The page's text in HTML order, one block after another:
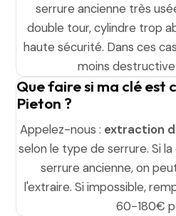
serrure ancienne très
double tour, cylindre trop
haute sécurité. Dans ces
moins
Que faire si ma clé est
Pieton ?
Appelez-nous : extraction
selon le type de serrure. Si
serrure ancienne, on
l'extraire. Si impossible,
60-180€